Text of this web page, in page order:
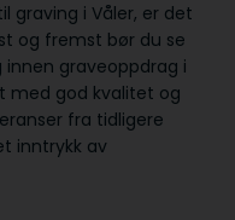
graving i Våler, er det
og fremst bør du se
graveoppdrag i
med god kvalitet og
fra tidligere
inntrykk av